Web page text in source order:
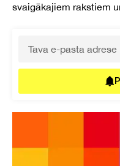
svaigākajiem rakstiem